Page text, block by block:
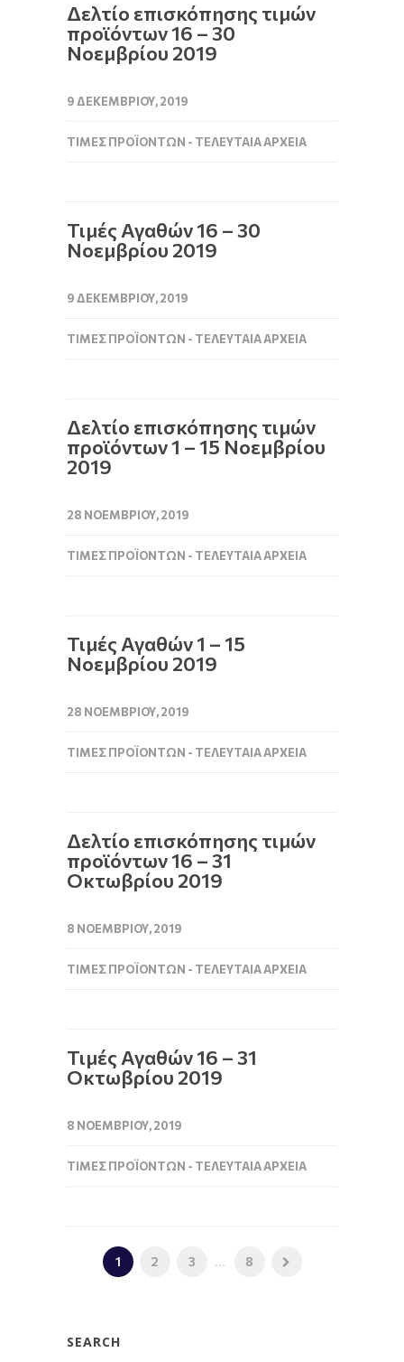
Δελτίο επισκόπησης τιμών
προϊόντων 16 – 30
Νοεμβρίου 2019
9 ΔΕΚΕΜΒΡΊΟΥ, 2019
ΤΙΜΈΣ ΠΡΟΪΌΝΤΩΝ - ΤΕΛΕΥΤΑΊΑ ΑΡΧΕΊΑ
Τιμές Αγαθών 16 – 30
Νοεμβρίου 2019
9 ΔΕΚΕΜΒΡΊΟΥ, 2019
ΤΙΜΈΣ ΠΡΟΪΌΝΤΩΝ - ΤΕΛΕΥΤΑΊΑ ΑΡΧΕΊΑ
Δελτίο επισκόπησης τιμών
προϊόντων 1 – 15 Νοεμβρίου
2019
28 ΝΟΕΜΒΡΊΟΥ, 2019
ΤΙΜΈΣ ΠΡΟΪΌΝΤΩΝ - ΤΕΛΕΥΤΑΊΑ ΑΡΧΕΊΑ
Τιμές Αγαθών 1 – 15
Νοεμβρίου 2019
28 ΝΟΕΜΒΡΊΟΥ, 2019
ΤΙΜΈΣ ΠΡΟΪΌΝΤΩΝ - ΤΕΛΕΥΤΑΊΑ ΑΡΧΕΊΑ
Δελτίο επισκόπησης τιμών
προϊόντων 16 – 31
Οκτωβρίου 2019
8 ΝΟΕΜΒΡΊΟΥ, 2019
ΤΙΜΈΣ ΠΡΟΪΌΝΤΩΝ - ΤΕΛΕΥΤΑΊΑ ΑΡΧΕΊΑ
Τιμές Αγαθών 16 – 31
Οκτωβρίου 2019
8 ΝΟΕΜΒΡΊΟΥ, 2019
ΤΙΜΈΣ ΠΡΟΪΌΝΤΩΝ - ΤΕΛΕΥΤΑΊΑ ΑΡΧΕΊΑ
1 2 3 ... 8
SEARCH